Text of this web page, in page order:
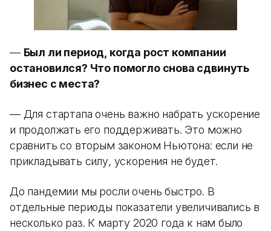
— Был ли период, когда рост компании
остановился? Что помогло снова сдвинуть
бизнес с места?
— Для стартапа очень важно набрать ускорение
и продолжать его поддерживать. Это можно
сравнить со вторым законом Ньютона: если не
прикладывать силу, ускорения не будет.
До пандемии мы росли очень быстро. В
отдельные периоды показатели увеличивались в
несколько раз. К марту 2020 года к нам было